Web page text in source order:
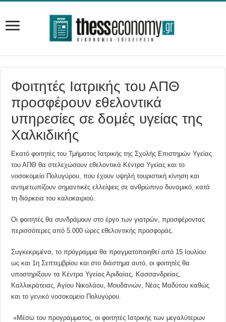
Φοιτητές Ιατρικής του ΑΠΘ
προσφέρουν εθελοντικά
υπηρεσίες σε δομές υγείας της
Χαλκιδικής
Εκατό φοιτητές του Τμήματος Ιατρικής της Σχολής Επιστημών Υγείας
του ΑΠΘ θα στελεχώσουν εθελοντικά Κέντρα Υγείας και το
νοσοκομείο Πολυγύρου, που έχουν υψηλή τουριστική κίνηση και
αντιμετωπίζουν σημαντικές ελλείψεις σε ανθρώπινο δυναμικό, κατά
τη διάρκεια του καλοκαιριού.
Οι φοιτητές θα συνδράμουν στο έργο των γιατρών, προσφέροντας
περισσότερες από 5.000 ώρες εθελοντικής προσφοράς.
Συγκεκριμένα, το πρόγραμμα θα πραγματοποιηθεί από 15 Ιουλίου
ως και 1η Σεπτεμβρίου και στο διάστημα αυτό, οι φοιτητές θα
υποστηρίξουν τα Κέντρα Υγείας Αριδαίας, Κασσανδρείας,
Καλλικράτειας, Αγίου Νικολάου, Μουδανιών, Νέας Μαδύτου καθώς
και το γενικό νοσοκομείο Πολυγύρου.
«Μέσω του προγράμματος, οι φοιτητές Ιατρικής των μεγαλύτερων